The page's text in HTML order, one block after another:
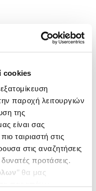
cookies
παροχή λειτουργιών
της
είναι σας
ταιριαστή στις
στις αναζητήσεις
προτάσεις.
’’ θα μας